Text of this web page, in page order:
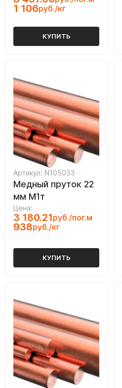
1 106руб./кг
КУПИТЬ
Артикул: N105033
Медный пруток 22
мм М1т
Цена:
3 180.21руб./пог.м
938руб./кг
КУПИТЬ